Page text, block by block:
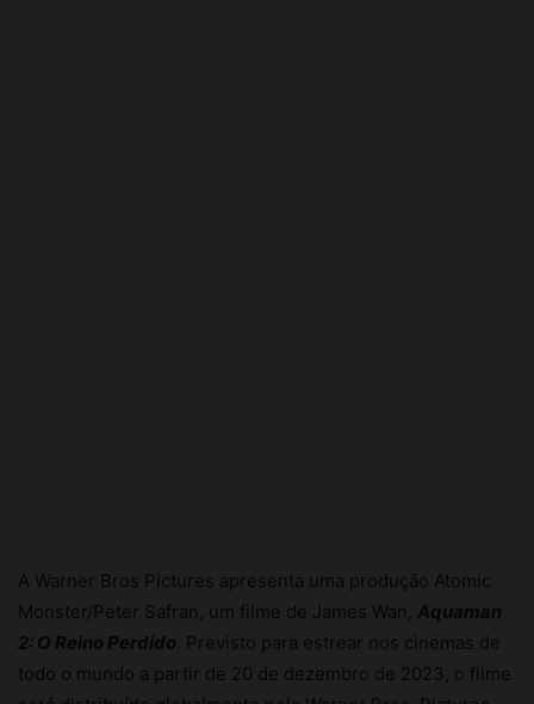
2: O Reino Perdido. Previsto para estrear nos cinemas de
todo o mundo a partir de 20 de dezembro de 2023, o filme
será distribuído globalmente pela Warner Bros. Pictures.